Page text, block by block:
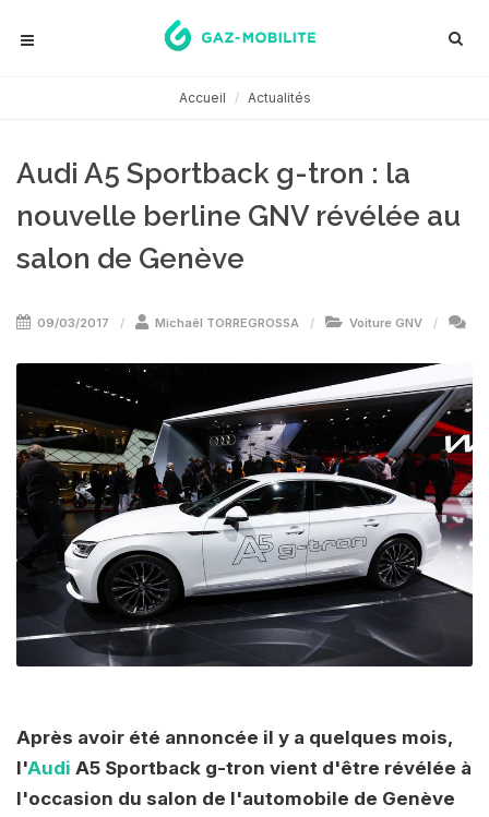
Accueil Actualités
Audi A5 Sportback g-tron : la
nouvelle berline GNV révélée au
salon de Genève
09/03/2017 Michaël TORREGROSSA Voiture GNV
Après avoir été annoncée il y a quelques mois,
l'Audi A5 Sportback g-tron vient d'être révélée à
l'occasion du salon de l'automobile de Genève